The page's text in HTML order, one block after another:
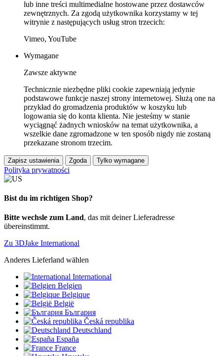
lub inne treści multimedialne hostowane przez dostawców
zewnętrznych. Za zgodą użytkownika korzystamy w tej
witrynie z następujących usług stron trzecich:
Vimeo, YouTube
Wymagane
Zawsze aktywne
Technicznie niezbędne pliki cookie zapewniają jedynie
podstawowe funkcje naszej strony internetowej. Służą one na
przykład do gromadzenia produktów w koszyku lub
logowania się do konta klienta. Nie jesteśmy w stanie
wyciągnąć żadnych wniosków na temat użytkownika, a
wszelkie dane zgromadzone w ten sposób nigdy nie zostaną
przekazane stronom trzecim.
Zapisz ustawienia Zgoda Tylko wymagane
Polityka prywatności
Bist du im richtigen Shop?
Bitte wechsle zum Land, das mit deiner Lieferadresse
übereinstimmt.
Zu 3DJake International
Anderes Lieferland wählen
International
Belgien
Belgique
België
България
Česká republika
Deutschland
España
France